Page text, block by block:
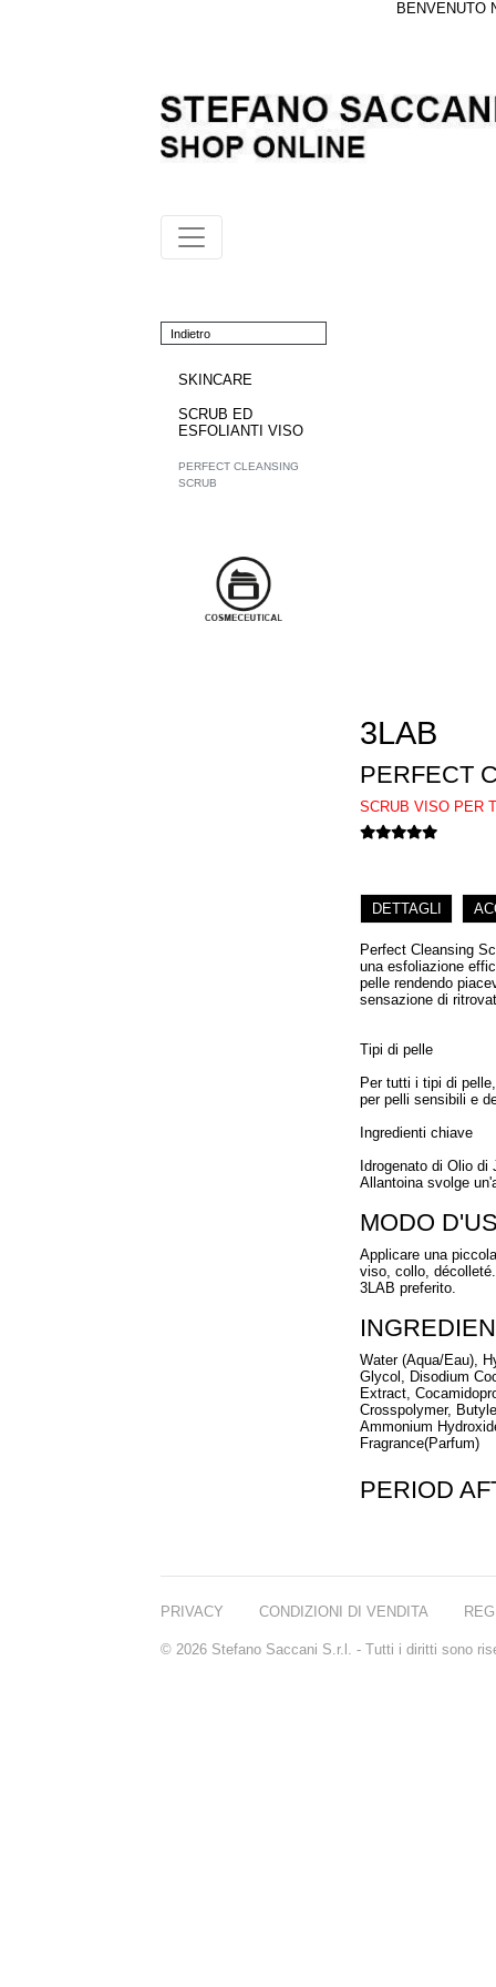
BENVENUTO
Indietro
SKINCARE
SCRUB ED
ESFOLIANTI VISO
PERFECT CLEANSING
SCRUB
3LAB
PERFECT
SCRUB VISO PER
DETTAGLI
Perfect Cleansing
una esfoliazione
pelle rendendo
sensazione di
Tipi di pelle
Per tutti i tipi di
per pelli sensibili e
Ingredienti chiave
Idrogenato di Olio di
Allantoina svolge
MODO
Applicare una
viso, collo,
3LAB preferito.
Water (Aqua/Eau),
Glycol, Disodium
Extract,
Crosspolymer,
Ammonium
Fragrance(Parfum)
PERIOD
PRIVACY CONDIZIONI DI VENDITA
© 2026 Stefano Saccani S.r.l. - Tutti i diritti sono